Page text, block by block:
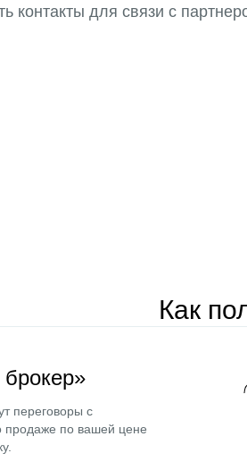
контакты для связи с
Как
переговоры с
продаже по вашей цене